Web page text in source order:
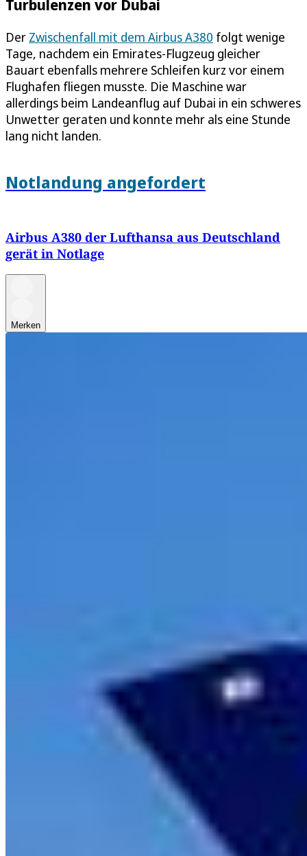
Turbulenzen vor Dubai
Der Zwischenfall mit dem Airbus A380 folgt wenige
Tage, nachdem ein Emirates-Flugzeug gleicher
Bauart ebenfalls mehrere Schleifen kurz vor einem
Flughafen fliegen musste. Die Maschine war
allerdings beim Landeanflug auf Dubai in ein schweres
Unwetter geraten und konnte mehr als eine Stunde
lang nicht landen.
Notlandung angefordert
Airbus A380 der Lufthansa aus Deutschland
gerät in Notlage
Merken